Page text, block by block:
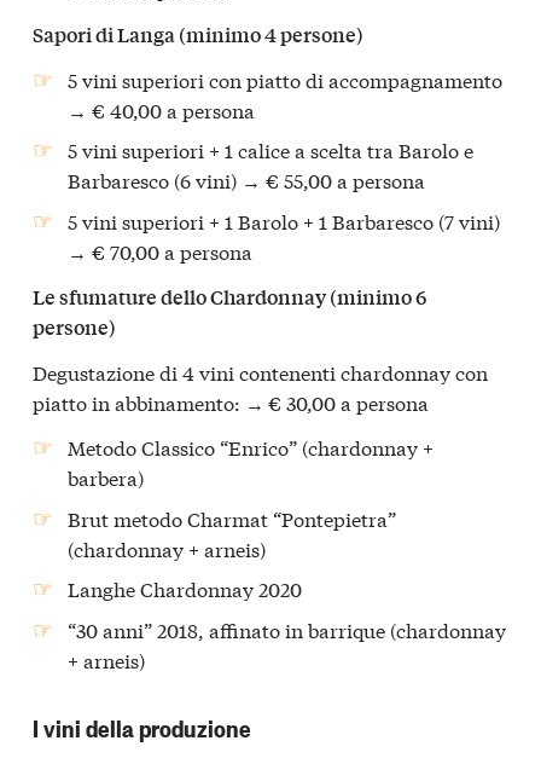
Sapori di Langa (minimo 4 persone)
5 vini superiori con piatto di accompagnamento
→ € 40,00 a persona
5 vini superiori + 1 calice a scelta tra Barolo e
Barbaresco (6 vini) → € 55,00 a persona
5 vini superiori + 1 Barolo + 1 Barbaresco (7 vini)
→ € 70,00 a persona
Le sfumature dello Chardonnay (minimo 6
persone)
Degustazione di 4 vini contenenti chardonnay con
piatto in abbinamento: → € 30,00 a persona
Metodo Classico “Enrico” (chardonnay +
barbera)
Brut metodo Charmat “Pontepietra”
(chardonnay + arneis)
Langhe Chardonnay 2020
“30 anni” 2018, affinato in barrique (chardonnay
+ arneis)
I vini della produzione